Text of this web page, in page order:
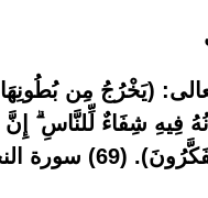
(يَخْرُجُ مِن
فِيهِ شِفَاءٌ لِّلنَّاسِ
سورة النحل.